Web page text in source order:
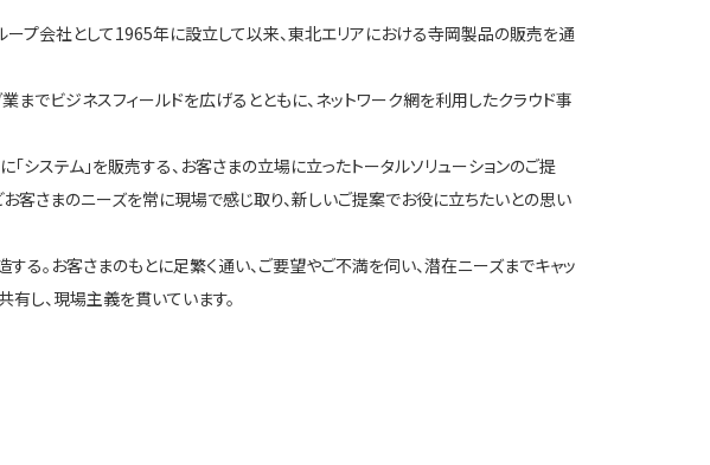
プ会社として1965年に設立して以来、東北エリアにおける寺岡製品の販売を通
でビジネスフィールドを広げるとともに、ネットワーク網を利用したクラウド事
「システム」を販売する、お客さまの立場に立ったトータルソリューションのご提
客さまのニーズを常に現場で感じ取り、新しいご提案でお役に立ちたいとの思い
る。お客さまのもとに足繁く通い、ご要望やご不満を伺い、潜在ニーズまでキャッ
有し、現場主義を貫いています。